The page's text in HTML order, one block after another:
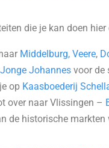
die je kan doen hier
Middelburg, Veere,
Johannes voor de
op Kaasboederij
over naar Vlissingen –
de historische